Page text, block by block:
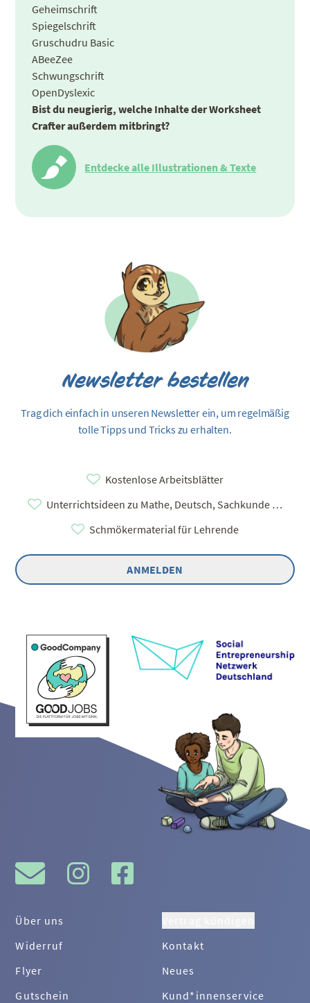
Geheimschrift
Spiegelschrift
Gruschudru Basic
ABeeZee
Schwungschrift
OpenDyslexic
Bist du neugierig, welche Inhalte der Worksheet
Crafter außerdem mitbringt?
Entdecke alle Illustrationen & Texte
Newsletter bestellen
Trag dich einfach in unseren Newsletter ein, um regelmäßig
tolle Tipps und Tricks zu erhalten.
Kostenlose Arbeitsblätter
Unterrichtsideen zu Mathe, Deutsch, Sachkunde …
Schmökermaterial für Lehrende
ANMELDEN
Über uns
Widerruf
Kontakt
Flyer
Neues
Gutschein
Kund*innenservice